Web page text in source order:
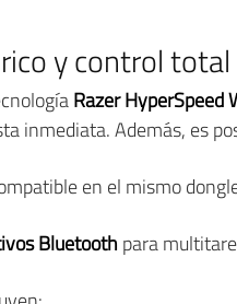
y control total
Razer HyperSpeed
inmediata. Además, es
en el mismo
Bluetooth para